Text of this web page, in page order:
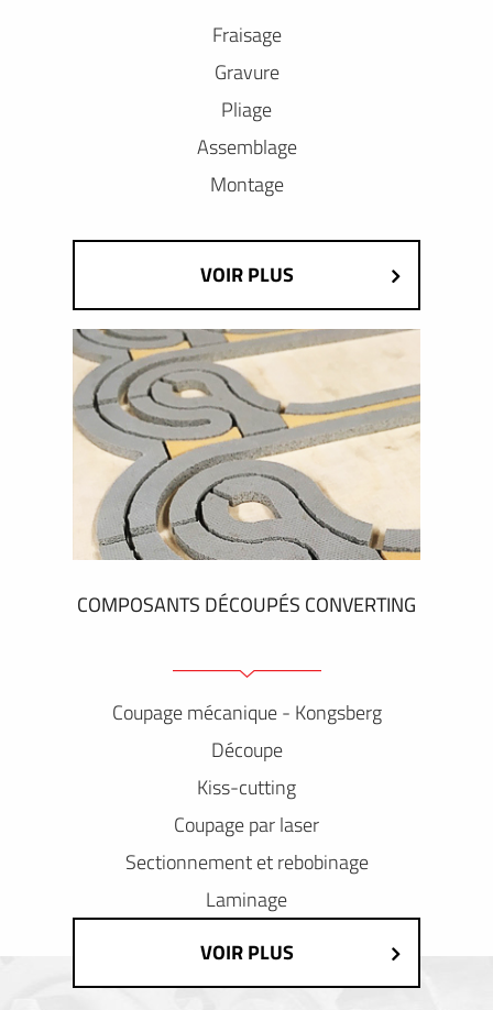
Fraisage
Gravure
Pliage
Assemblage
Montage
VOIR PLUS
COMPOSANTS DÉCOUPÉS CONVERTING
Coupage mécanique - Kongsberg
Découpe
Kiss-cutting
Coupage par laser
Sectionnement et rebobinage
Laminage
VOIR PLUS